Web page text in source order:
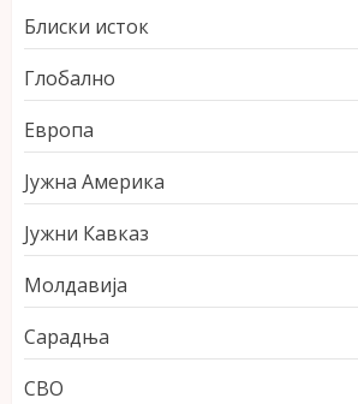
Блиски исток
Глобално
Европа
Јужна Америка
Јужни Кавказ
Молдавија
Сарадња
СВО